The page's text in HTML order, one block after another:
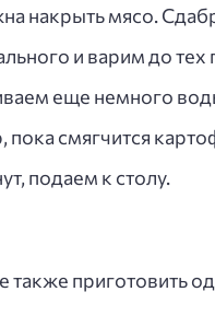
накрыть мясо.
и варим до
еще немного
пока смягчится
подаем к столу.
приготовить